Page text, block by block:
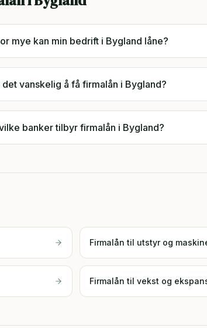
mye kan min bedrift i Bygland låne?
det vanskelig å få firmalån i Bygland?
banker tilbyr firmalån i Bygland?
Firmalån til utstyr og
Firmalån til vekst og